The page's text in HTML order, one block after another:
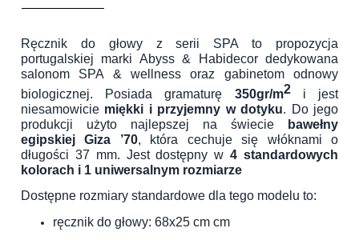
Ręcznik do głowy z serii SPA to propozycja
portugalskiej marki Abyss & Habidecor dedykowana
salonom SPA & wellness oraz gabinetom odnowy
biologicznej. Posiada gramaturę 350gr/m2i jest
niesamowicie miękki i przyjemny w dotyku. Do jego
produkcji użyto najlepszej na świecie
bawełny
egipskiej Giza ’70, która cechuje się włóknami o
długości 37 mm. Jest dostępny w4 standardowych
kolorach i 1 uniwersalnym rozmiarze
Dostępne rozmiary standardowe dla tego modelu to:
ręcznik do głowy: 68x25 cm cm